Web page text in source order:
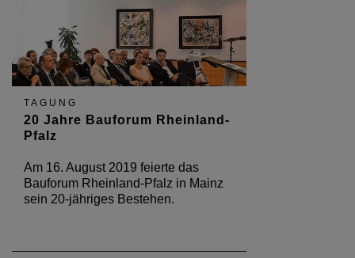
TAGUNG
20 Jahre Bauforum Rheinland-
Pfalz
Am 16. August 2019 feierte das
Bauforum Rheinland-Pfalz in Mainz
sein 20-jähriges Bestehen.